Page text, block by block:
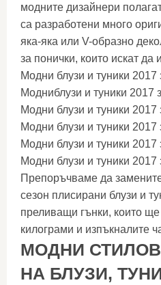
модните дизайнери
са разработени много
яка-яка или V-образно
за понички, които искат да
Модни блузи и туники 2017
Модниблузи и туники 2017
Модни блузи и туники
Модни блузи и туники
Модни блузи и туники
Модни блузи и туники
Препоръчваме да
сезон плисирани блузи и
преливащи гънки, които
килограми и изпъкналите
МОДНИ
НА БЛУЗИ,